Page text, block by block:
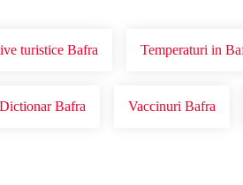
turistice Bafra Temperaturi in
Bafra Vaccinuri Bafra